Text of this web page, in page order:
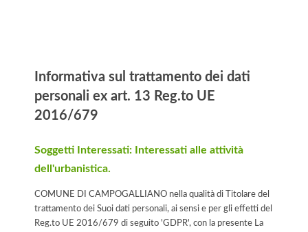
Informativa sul trattamento dei dati
personali ex art. 13 Reg.to UE
2016/679
Soggetti Interessati: Interessati alle attività
dell'urbanistica.
COMUNE DI CAMPOGALLIANO nella qualità di Titolare del
trattamento dei Suoi dati personali, ai sensi e per gli effetti del
Reg.to UE 2016/679 di seguito 'GDPR', con la presente La